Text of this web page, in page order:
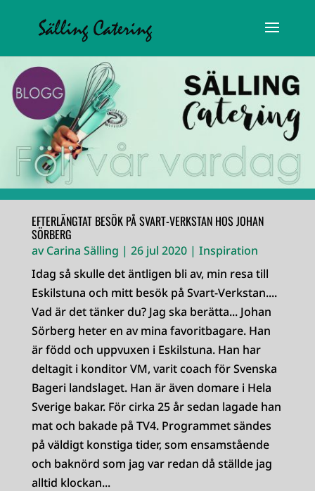
EFTERLÄNGTAT BESÖK PÅ SVART-VERKSTAN HOS JOHAN
SÖRBERG
avCarina Sälling | 26 jul 2020| Inspiration
Idag så skulle det äntligen bli av, min resa till
Eskilstuna och mitt besök på Svart-Verkstan....
Vad är det tänker du? Jag ska berätta... Johan
Sörberg heter en av mina favoritbagare. Han
är född och uppvuxen i Eskilstuna. Han har
deltagit i konditor VM, varit coach för Svenska
Bageri landslaget. Han är även domare i Hela
Sverige bakar. För cirka 25 år sedan lagade han
mat och bakade på TV4. Programmet sändes
på väldigt konstiga tider, som ensamstående
och baknörd som jag var redan då ställde jag
alltid klockan...